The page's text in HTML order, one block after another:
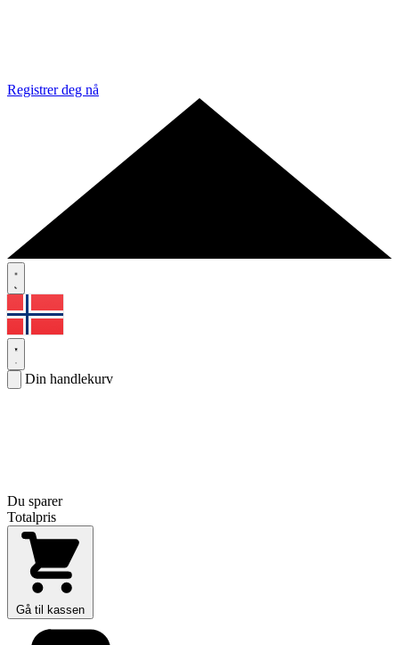
Registrer deg nå
Din handlekurv
Du sparer
Totalpris
Gå til kassen